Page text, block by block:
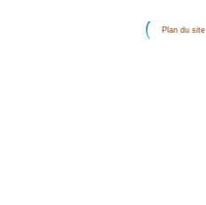
Plan du site